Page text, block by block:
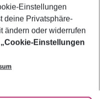
Einstellungen
deine Privatsphäre-
ändern oder widerrufen
„Cookie-Einstellungen